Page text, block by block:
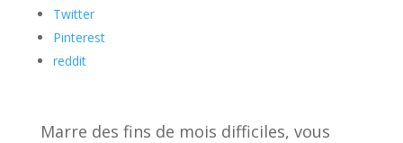
Twitter
Pinterest
reddit
Marre des fins de mois difficiles, vous